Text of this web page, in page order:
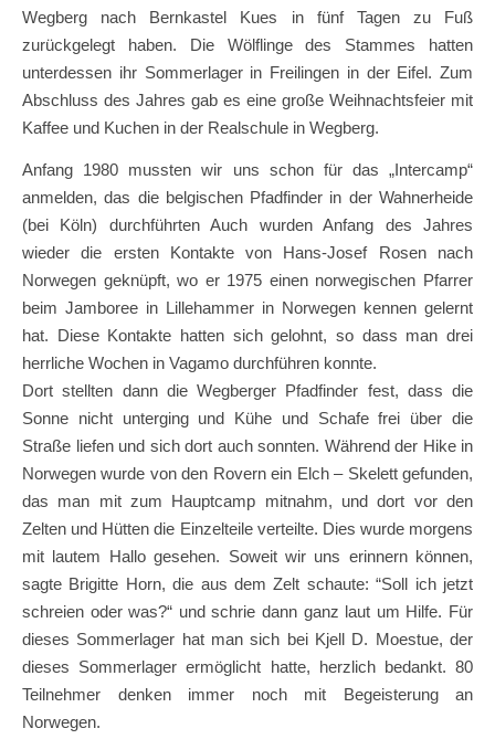
Wegberg nach Bernkastel Kues in fünf Tagen zu Fuß
zurückgelegt haben. Die Wölflinge des Stammes hatten
unterdessen ihr Sommerlager in Freilingen in der Eifel. Zum
Abschluss des Jahres gab es eine große Weihnachtsfeier mit
Kaffee und Kuchen in der Realschule in Wegberg.
Anfang 1980 mussten wir uns schon für das „Intercamp“
anmelden, das die belgischen Pfadfinder in der Wahnerheide
(bei Köln) durchführten Auch wurden Anfang des Jahres
wieder die ersten Kontakte von Hans-Josef Rosen nach
Norwegen geknüpft, wo er 1975 einen norwegischen Pfarrer
beim Jamboree in Lillehammer in Norwegen kennen gelernt
hat. Diese Kontakte hatten sich gelohnt, so dass man drei
herrliche Wochen in Vagamo durchführen konnte.
Dort stellten dann die Wegberger Pfadfinder fest, dass die
Sonne nicht unterging und Kühe und Schafe frei über die
Straße liefen und sich dort auch sonnten. Während der Hike in
Norwegen wurde von den Rovern ein Elch – Skelett gefunden,
das man mit zum Hauptcamp mitnahm, und dort vor den
Zelten und Hütten die Einzelteile verteilte. Dies wurde morgens
mit lautem Hallo gesehen. Soweit wir uns erinnern können,
sagte Brigitte Horn, die aus dem Zelt schaute: “Soll ich jetzt
schreien oder was?“ und schrie dann ganz laut um Hilfe. Für
dieses Sommerlager hat man sich bei Kjell D. Moestue, der
dieses Sommerlager ermöglicht hatte, herzlich bedankt. 80
Teilnehmer denken immer noch mit Begeisterung an
Norwegen.